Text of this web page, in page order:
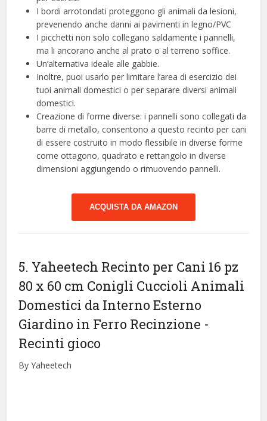
I bordi arrotondati proteggono gli animali da lesioni,
prevenendo anche danni ai pavimenti in legno/PVC
I picchetti non solo collegano saldamente i pannelli,
ma li ancorano anche al prato o al terreno soffice.
Un’alternativa ideale alle gabbie.
Inoltre, puoi usarlo per limitare l’area di esercizio dei
tuoi animali domestici o per separare diversi animali
domestici.
Creazione di forme diverse: i pannelli sono collegati da
barre di metallo, consentono a questo recinto per cani
di essere costruito in modo flessibile in diverse forme
come ottagono, quadrato e rettangolo in diverse
dimensioni aggiungendo o rimuovendo pannelli.
ACQUISTA DA AMAZON
5. Yaheetech Recinto per Cani 16 pz
80 x 60 cm Conigli Cuccioli Animali
Domestici da Interno Esterno
Giardino in Ferro Recinzione -
Recinti gioco
By Yaheetech